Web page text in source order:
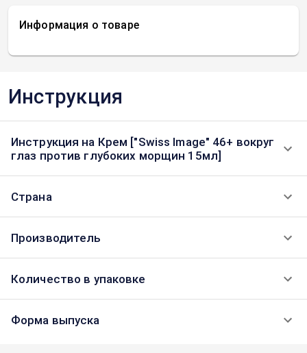
Информация о товаре
Инструкция
Инструкция на Крем ["Swiss Image" 46+ вокруг
глаз против глубоких морщин 15мл]
Страна
Производитель
Количество в упаковке
Форма выпуска